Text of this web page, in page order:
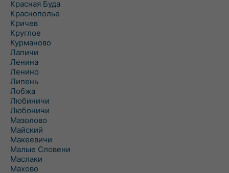
Красная Буда
Краснополье
Кричев
Круглое
Курманово
Лапичи
Ленина
Ленино
Липень
Лобжа
Любиничи
Любоничи
Мазолово
Майский
Макеевичи
Малые Словени
Маслаки
Махово